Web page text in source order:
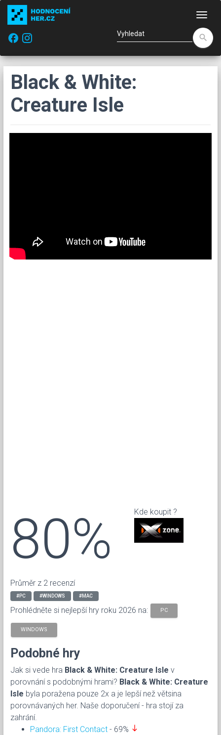
facebook
search
Black & White:
Creature Isle
80%
Průměr z 2 recenzí
Kde koupit ?
#PC #WINDOWS #MAC
Prohlédněte si nejlepší hry roku 2026 na: PC
WINDOWS
Podobné hry
Jak si vede hra Black & White: Creature Isle v
porovnání s podobnými hrami? Black & White: Creature
Isle byla poražena pouze 2x a je lepší než větsina
porovnávaných her. Naše doporučení - hra stojí za
zahrání.
Pandora: First Contact - 69% south